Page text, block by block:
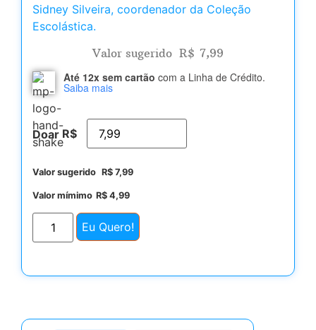
Sidney Silveira, coordenador da Coleção
Escolástica.
Valor sugerido R$ 7,99
Até 12x sem cartão com a Linha de Crédito.
Saiba mais
Doar R$
Valor sugerido R$ 7,99
Valor mímimo R$ 4,99
Eu Quero!